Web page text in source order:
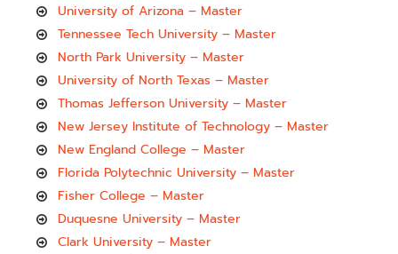
University of Arizona – Master
Tennessee Tech University – Master
North Park University – Master
University of North Texas – Master
Thomas Jefferson University – Master
New Jersey Institute of Technology – Master
New England College – Master
Florida Polytechnic University – Master
Fisher College – Master
Duquesne University – Master
Clark University – Master